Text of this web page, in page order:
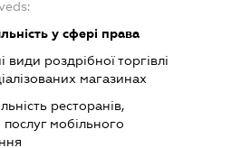
у сфері права
види роздрібної торгівлі
магазинах
ресторанів,
мобільного